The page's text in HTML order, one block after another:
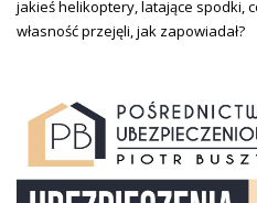
jakieś helikoptery, latające spodki,
własność przejęli, jak zapowiadał?